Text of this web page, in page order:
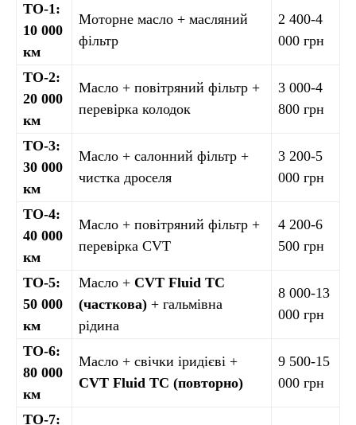
ТО-1:
10 000
км
Моторне масло + масляний
фільтр
2 400-4
000 грн
ТО-2:
20 000
км
Масло + повітряний фільтр +
перевірка колодок
3 000-4
800 грн
ТО-3:
30 000
км
Масло + салонний фільтр +
чистка дроселя
3 200-5
000 грн
ТО-4:
40 000
км
Масло + повітряний фільтр +
перевірка CVT
4 200-6
500 грн
ТО-5:
50 000
км
Масло + CVT Fluid TC
(часткова) + гальмівна
рідина
8 000-13
000 грн
ТО-6:
80 000
км
Масло + свічки іридієві +
CVT Fluid TC (повторно)
9 500-15
000 грн
ТО-7: